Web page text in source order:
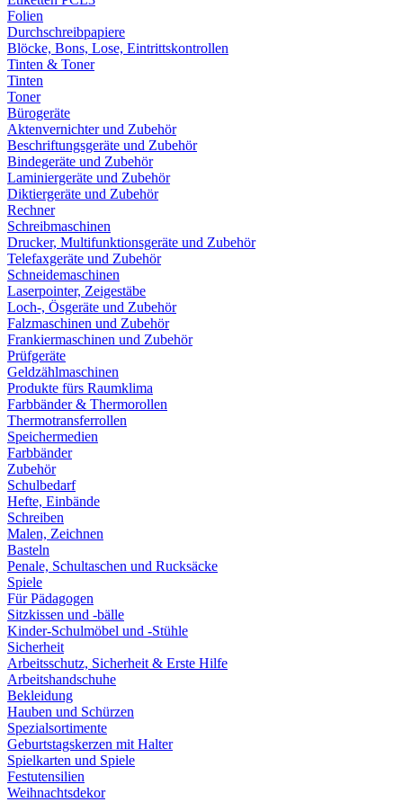
Folien
Durchschreibpapiere
Blöcke, Bons, Lose, Eintrittskontrollen
Tinten & Toner
Tinten
Toner
Bürogeräte
Aktenvernichter und Zubehör
Beschriftungsgeräte und Zubehör
Bindegeräte und Zubehör
Laminiergeräte und Zubehör
Diktiergeräte und Zubehör
Rechner
Schreibmaschinen
Drucker, Multifunktionsgeräte und Zubehör
Telefaxgeräte und Zubehör
Schneidemaschinen
Laserpointer, Zeigestäbe
Loch-, Ösgeräte und Zubehör
Falzmaschinen und Zubehör
Frankiermaschinen und Zubehör
Prüfgeräte
Geldzählmaschinen
Produkte fürs Raumklima
Farbbänder & Thermorollen
Thermotransferrollen
Speichermedien
Farbbänder
Zubehör
Schulbedarf
Hefte, Einbände
Schreiben
Malen, Zeichnen
Basteln
Penale, Schultaschen und Rucksäcke
Spiele
Für Pädagogen
Sitzkissen und -bälle
Kinder-Schulmöbel und -Stühle
Sicherheit
Arbeitsschutz, Sicherheit & Erste Hilfe
Arbeitshandschuhe
Bekleidung
Hauben und Schürzen
Spezialsortimente
Geburtstagskerzen mit Halter
Spielkarten und Spiele
Festutensilien
Weihnachtsdekor